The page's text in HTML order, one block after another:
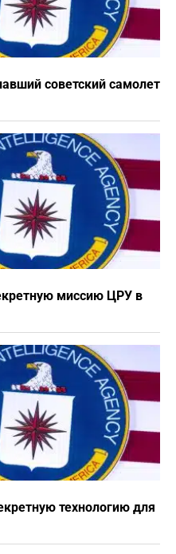
советский самолет
миссию ЦРУ в
технологию для